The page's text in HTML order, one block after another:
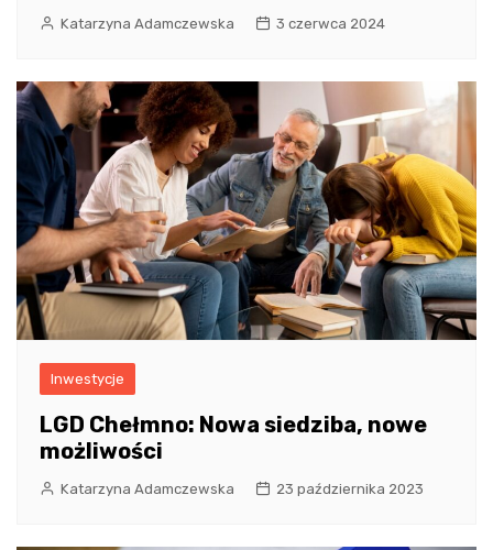
Katarzyna Adamczewska 3 czerwca 2024
Inwestycje
LGD Chełmno: Nowa siedziba, nowe
możliwości
Katarzyna Adamczewska 23 października 2023